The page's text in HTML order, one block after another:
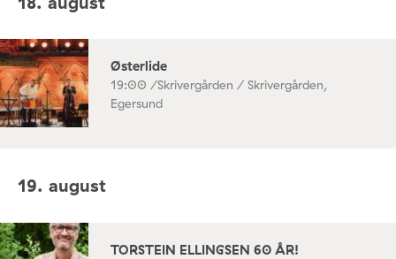
Østerlide
19:00 /Skrivergården / Skrivergården,
Egersund
19. august
TORSTEIN ELLINGSEN 60 ÅR!